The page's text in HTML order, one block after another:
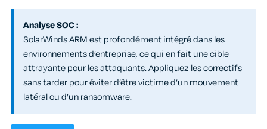
Analyse SOC :
SolarWinds ARM est profondément intégré dans les
environnements d’entreprise, ce qui en fait une cible
attrayante pour les attaquants. Appliquez les correctifs
sans tarder pour éviter d’être victime d’un mouvement
latéral ou d’un ransomware.